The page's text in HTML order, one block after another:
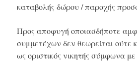
καταβολής δώρου / παροχής
Προς αποφυγή οποιασδήποτε
συμμετέχων δεν θεωρείται ούτε
ως οριστικός νικητής σύμφωνα